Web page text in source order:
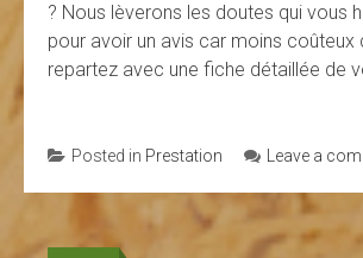
? Nous lèverons les doutes qui vous
pour avoir un avis car moins coûteux
repartez avec une fiche détaillée de
Posted in Prestation Leave a